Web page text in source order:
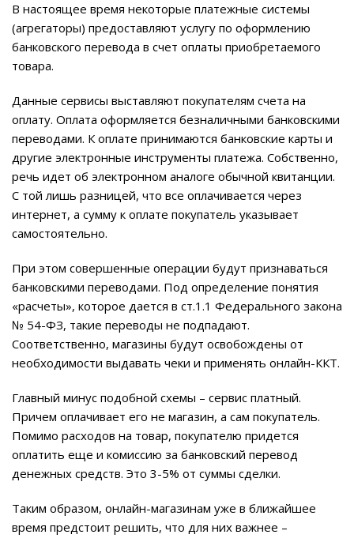
В настоящее время некоторые платежные системы
(агрегаторы) предоставляют услугу по оформлению
банковского перевода в счет оплаты приобретаемого
товара.
Данные сервисы выставляют покупателям счета на
оплату. Оплата оформляется безналичными банковскими
переводами. К оплате принимаются банковские карты и
другие электронные инструменты платежа. Собственно,
речь идет об электронном аналоге обычной квитанции.
С той лишь разницей, что все оплачивается через
интернет, а сумму к оплате покупатель указывает
самостоятельно.
При этом совершенные операции будут признаваться
банковскими переводами. Под определение понятия
«расчеты», которое дается в ст.1.1 Федерального закона
№ 54-ФЗ, такие переводы не подпадают.
Соответственно, магазины будут освобождены от
необходимости выдавать чеки и применять онлайн-ККТ.
Главный минус подобной схемы – сервис платный.
Причем оплачивает его не магазин, а сам покупатель.
Помимо расходов на товар, покупателю придется
оплатить еще и комиссию за банковский перевод
денежных средств. Это 3-5% от суммы сделки.
Таким образом, онлайн-магазинам уже в ближайшее
время предстоит решить, что для них важнее –